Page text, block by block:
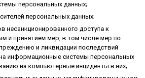
персональных данных;
персональных данных;
несанкционированного доступа к
и принятием мер, в том числе мер по
и ликвидации последствий
информационные системы персональных
на компьютерные инциденты в них;